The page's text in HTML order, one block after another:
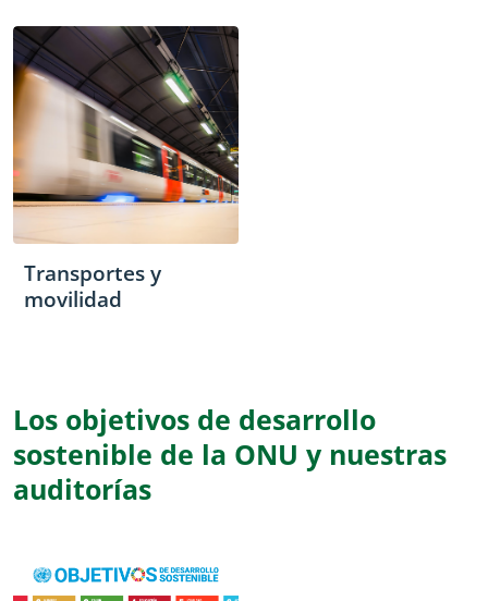
Transportes y
movilidad
Los objetivos de desarrollo
sostenible de la ONU y nuestras
auditorías